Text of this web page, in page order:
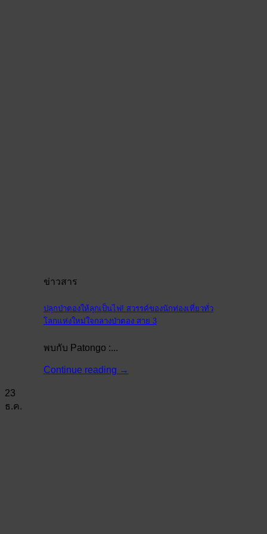
ข่าวสาร
ปลุกป่าตองให้ลุกเป็นไฟ! สวรรค์ของนักท่องเที่ยวทั่ว
โลกแห่งใหม่ใจกลางป่าตอง สาย 3
พบกับ Patongo :...
Continue reading →
23
ธ.ค.